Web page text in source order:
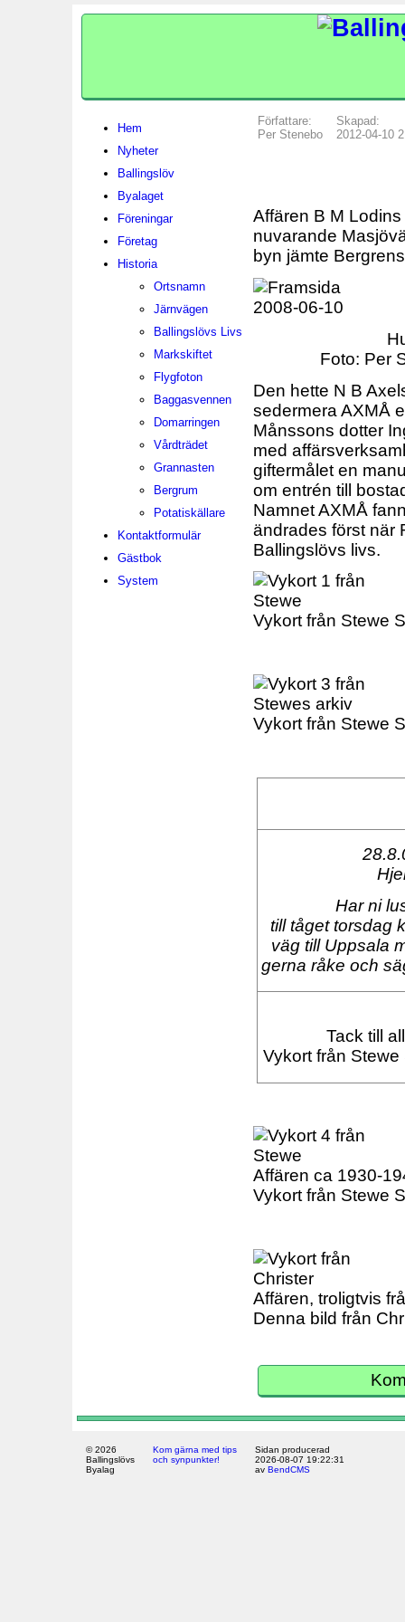
Hem
Nyheter
Ballingslöv
Byalaget
Föreningar
Företag
Historia
Ortsnamn
Järnvägen
Ballingslövs Livs
Markskiftet
Flygfoton
Baggasvennen
Domarringen
Vårdträdet
Grannasten
Bergrum
Potatiskällare
Kontaktformulär
Gästbok
System
Författare:
Per Stenebo
Skapad:
2012-04-10
Affären B M
nuvarande
byn jämte
Foto: Per
Den hette N B
sedermera AXMÅ
Månssons dotter
med
giftermålet en
om entrén till
Namnet AXMÅ
ändrades först när
Ballingslövs livs.
Vykort från Stewe
Vykort från Stewe
Har ni
till tåget torsdag
väg till Uppsala
gerna råke och
Tack till
Vykort från
Affären ca 1930-
Vykort från Stewe
Affären, troligtvis
Denna bild från
© 2026
Ballingslövs
Byalag
Kom gärna med tips
och synpunkter!
Sidan producerad
2026-08-07 19:22:31
av BendCMS